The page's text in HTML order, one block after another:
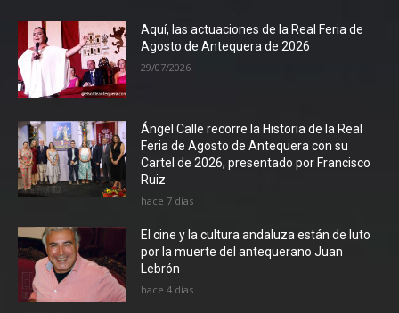
Aquí, las actuaciones de la Real Feria de
Agosto de Antequera de 2026
29/07/2026
Ángel Calle recorre la Historia de la Real
Feria de Agosto de Antequera con su
Cartel de 2026, presentado por Francisco
Ruiz
hace 7 días
El cine y la cultura andaluza están de luto
por la muerte del antequerano Juan
Lebrón
hace 4 días